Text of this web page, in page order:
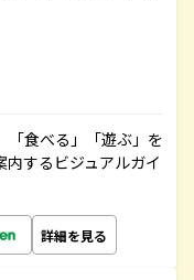
「食べる」「遊ぶ」を
するビジュアルガイ
詳細を見る